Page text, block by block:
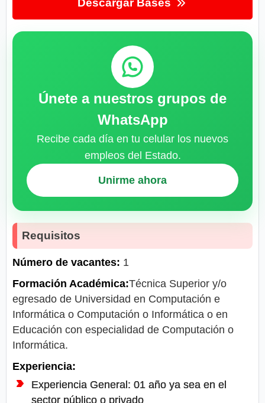
Únete a nuestros grupos de
WhatsApp
Recibe cada día en tu celular los nuevos
empleos del Estado.
Unirme ahora
Requisitos
Número de vacantes: 1
Formación Académica:Técnica Superior y/o
egresado de Universidad en Computación e
Informática o Computación o Informática o en
Educación con especialidad de Computación o
Informática.
Experiencia:
Experiencia General: 01 año ya sea en el
sector público o privado